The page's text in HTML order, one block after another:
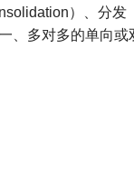
）、分
、多对多的单向或